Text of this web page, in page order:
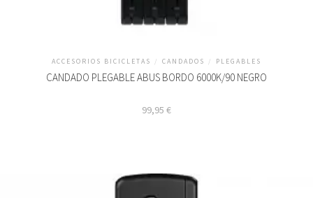
ACCESORIOS BICICLETAS / CANDADOS / PLEGABLES
CANDADO PLEGABLE ABUS BORDO 6000K/90 NEGRO
99,95 €